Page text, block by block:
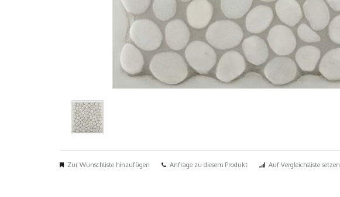
Zur Wunschliste hinzufügen Anfrage zu diesem Produkt Auf Vergleichsliste setzen